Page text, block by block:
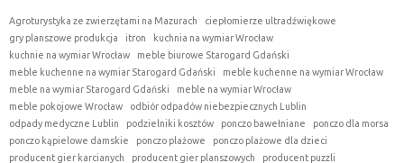
Agroturystyka ze zwierzętami na Mazurach
ciepłomierze ultradźwiękowe
gry planszowe produkcja
itron
kuchnia na wymiar Wrocław
kuchnie na wymiar Wrocław
meble biurowe Starogard Gdański
meble kuchenne na wymiar Starogard Gdański
meble kuchenne na wymiar Wrocław
meble na wymiar Starogard Gdański
meble na wymiar Wrocław
meble pokojowe Wrocław
odbiór odpadów niebezpiecznych Lublin
odpady medyczne Lublin
podzielniki kosztów ponczo bawełniane
ponczo dla morsa
ponczo kąpielowe damskie
ponczo plażowe
ponczo plażowe dla dzieci
producent gier karcianych
producent gier planszowych producent puzzli